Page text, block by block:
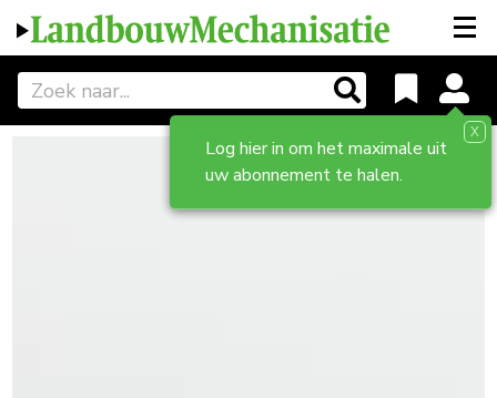
Log hier in om het maximale uit
uw abonnement te halen.
X